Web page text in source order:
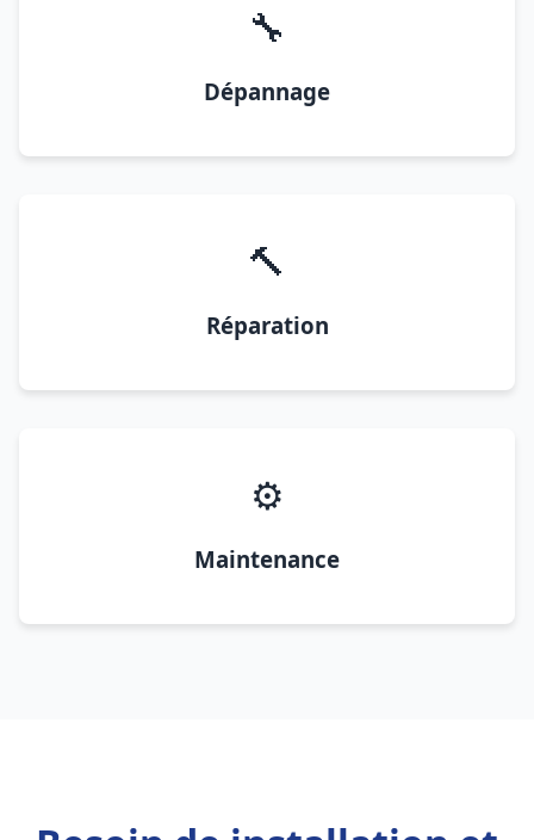
🔧
Dépannage
🔨
Réparation
⚙️
Maintenance